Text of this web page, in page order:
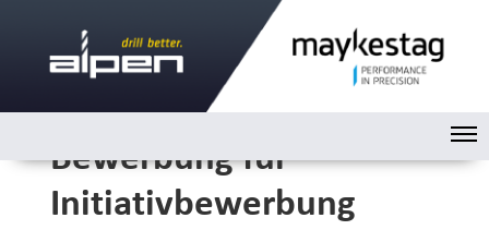
Bewerbung für
Initiativbewerbung